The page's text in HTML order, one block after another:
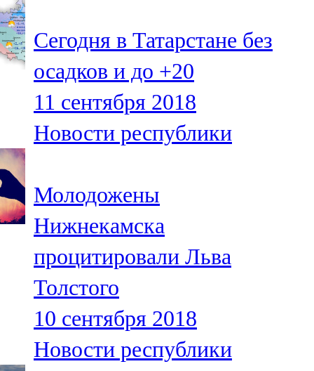
102,1 FM
Мамадыш
106,2 FM
Минзәлә
Мөслим
100,0 FM
Нурлат
104,7 FM
Олы Әтнә
71,42 FM
Сегодня в Татарстане без
осадков и до +20
11 сентября 2018
Новости республики
Молодожены
Нижнекамска
процитировали Льва
Толстого
10 сентября 2018
Новости республики